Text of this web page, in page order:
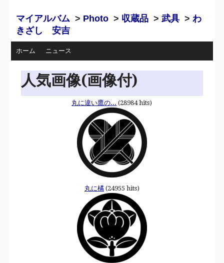
マイアルバム > Photo > 収蔵品 >武具 >わ
きざし 安吉
ホーム ニュース
人気画像(画像付)
丸に違い鷹の... (28984 hits)
丸に橘(24955 hits)